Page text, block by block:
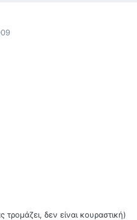
δεν είναι κουραστική)